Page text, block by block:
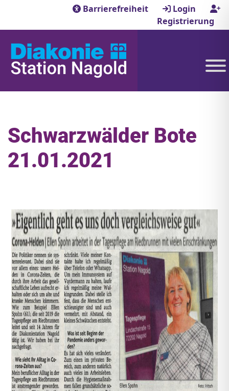
Barrierefreiheit
Login
Registrierung
Schwarzwälder Bote
21.01.2021